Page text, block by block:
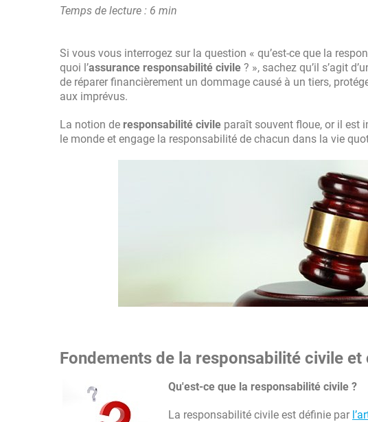
Temps de lecture : 6 min
Si vous vous interrogez sur la question « qu’est-ce que la
quoi l’assurance responsabilité civile ? », sachez qu’il s’agit
de réparer financièrement un dommage causé à un tiers,
aux imprévus.
La notion de responsabilité civile paraît souvent floue, or il est
le monde et engage la responsabilité de chacun dans la vie
Fondements de la responsabilité civile et
Qu'est-ce que la responsabilité civile ?
La responsabilité civile est définie par